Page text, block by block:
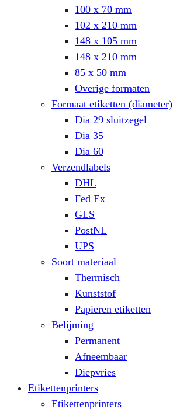
100 x 70 mm
102 x 210 mm
148 x 105 mm
148 x 210 mm
85 x 50 mm
Overige formaten
Formaat etiketten (diameter)
Dia 29 sluitzegel
Dia 35
Dia 60
Verzendlabels
DHL
Fed Ex
GLS
PostNL
UPS
Soort materiaal
Thermisch
Kunststof
Papieren etiketten
Belijming
Permanent
Afneembaar
Diepvries
Etikettenprinters
Etikettenprinters